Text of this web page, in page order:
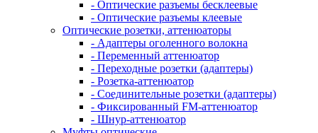
- Оптические разъемы бесклеевые
- Оптические разъемы клеевые
Оптические розетки, аттенюаторы
- Адаптеры оголенного волокна
- Переменный аттенюатор
- Переходные розетки (адаптеры)
- Розетка-аттенюатор
- Соединительные розетки (адаптеры)
- Фиксированный FM-аттенюатор
- Шнур-аттенюатор